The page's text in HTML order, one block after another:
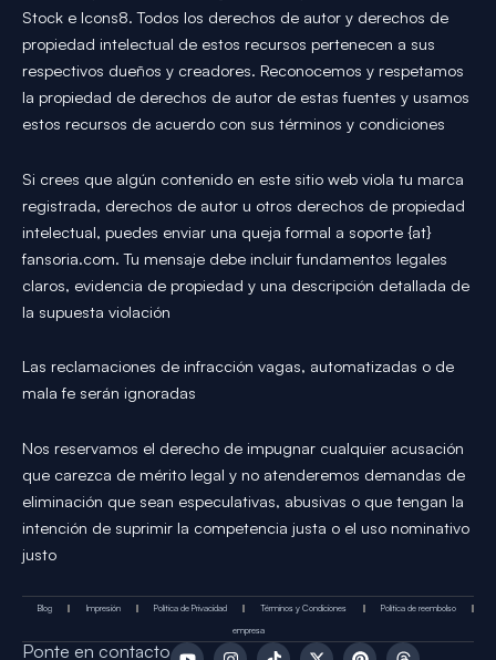
Stock e Icons8. Todos los derechos de autor y derechos de
propiedad intelectual de estos recursos pertenecen a sus
respectivos dueños y creadores. Reconocemos y respetamos
la propiedad de derechos de autor de estas fuentes y usamos
estos recursos de acuerdo con sus términos y condiciones
Si crees que algún contenido en este sitio web viola tu marca
registrada, derechos de autor u otros derechos de propiedad
intelectual, puedes enviar una queja formal a soporte {at}
fansoria.com. Tu mensaje debe incluir fundamentos legales
claros, evidencia de propiedad y una descripción detallada de
la supuesta violación
Las reclamaciones de infracción vagas, automatizadas o de
mala fe serán ignoradas
Nos reservamos el derecho de impugnar cualquier acusación
que carezca de mérito legal y no atenderemos demandas de
eliminación que sean especulativas, abusivas o que tengan la
intención de suprimir la competencia justa o el uso nominativo
justo
Blog Impresión Política de Privacidad Términos y Condiciones
Política de reembolso
empresa
Ponte en contacto Y I T X P T